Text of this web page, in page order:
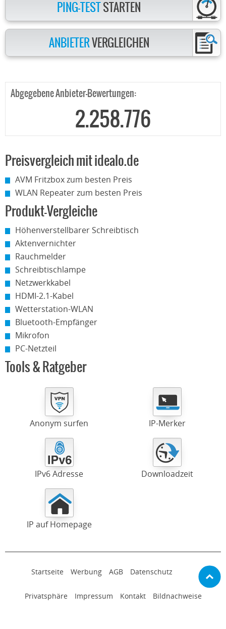
PING-TESTSTARTEN
ANBIETERVERGLEICHEN
Abgegebene Anbieter-Bewertungen:
2.258.776
Preisvergleich mit idealo.de
AVM Fritzbox zum besten Preis
WLAN Repeater zum besten Preis
Produkt-Vergleiche
Höhenverstellbarer Schreibtisch
Aktenvernichter
Rauchmelder
Schreibtischlampe
Netzwerkkabel
HDMI-2.1-Kabel
Wetterstation-WLAN
Bluetooth-Empfänger
Mikrofon
PC-Netzteil
Tools & Ratgeber
Anonym surfen IP-Merker
IPv6 Adresse Downloadzeit
IP auf Homepage
Startseite Werbung AGB Datenschutz
Privatsphäre Impressum Kontakt Bildnachweise